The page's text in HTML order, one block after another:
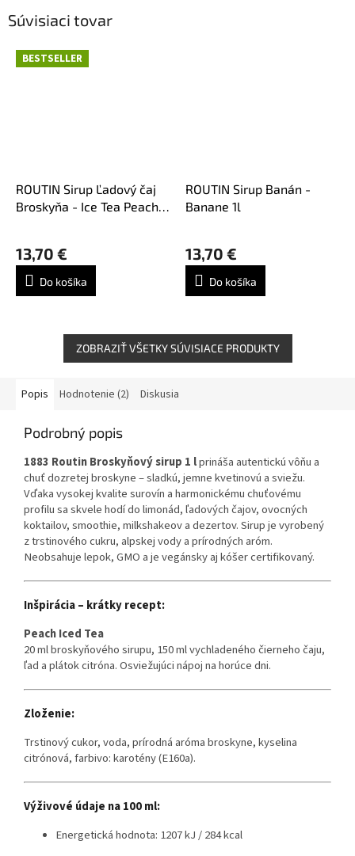
Súvisiaci tovar
BESTSELLER
ROUTIN Sirup Ľadový čaj
Broskyňa - Ice Tea Peach
hodnotenie
produktu
5,0
hviezdičiek.
13,70 €
Do košíka
ROUTIN Sirup Banán -
Banane 1l
hodnotenie
produktu
5,0
hviezdičiek.
13,70 €
Do košíka
ZOBRAZIŤ VŠETKY SÚVISIACE PRODUKTY
Popis Hodnotenie (2) Diskusia
Podrobný popis
1883 Routin Broskyňový sirup 1 lprináša autentickú vôňu a
chuť dozretej broskyne – sladkú, jemne kvetinovú a sviežu.
Vďaka vysokej kvalite surovín a harmonickému chuťovému
profilu sa skvele hodí do limonád, ľadových čajov, ovocných
koktailov, smoothie, milkshakeov a dezertov. Sirup je vyrobený
z trstinového cukru, alpskej vody a prírodných aróm.
Neobsahuje lepok, GMO a je vegánsky aj kóšer certifikovaný.
Inšpirácia – krátky recept:
Peach Iced Tea
20 ml broskyňového sirupu, 150 ml vychladeného čierneho čaju,
ľad a plátok citróna. Osviežujúci nápoj na horúce dni.
Zloženie:
Trstinový cukor, voda, prírodná aróma broskyne, kyselina
citrónová, farbivo: karotény (E160a).
Výživové údaje na 100 ml:
Energetická hodnota: 1207 kJ / 284 kcal